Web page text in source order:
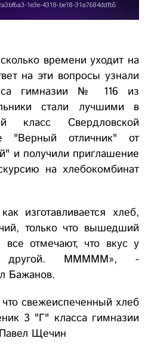
времени уходит на
на эти вопросы узнали
гимназии № 116 из
стали лучшими в
класс Свердловской
"Верный отличник" от
и получили приглашение
на хлебокомбинат
изготавливается хлеб,
только что вышедший
отмечают, что вкус у
МММММ», -
Бажанов.
свежеиспеченный хлеб
3 "Г" класса гимназии
Щечин